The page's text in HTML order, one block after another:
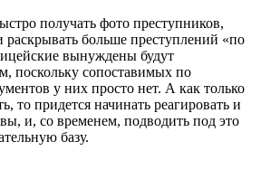
получать фото преступников,
раскрывать больше преступлений «по
вынуждены будут
поскольку сопоставимых по
у них просто нет. А как только
то придется начинать реагировать и
и, со временем, подводить под это
базу.